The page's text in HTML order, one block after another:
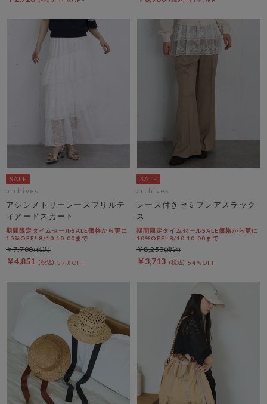
archives
アシンメトリーレースフリルテ
ィアードスカート
期間限定タイムセールSALE価格から更に
10%OFF! 8/10 10:00まで
￥4,851 37％OFF
￥7,700
archives
レース付きセミフレアスラック
ス
期間限定タイムセールSALE価格から更に
10%OFF! 8/10 10:00まで
￥3,713 54％OFF
￥8,250